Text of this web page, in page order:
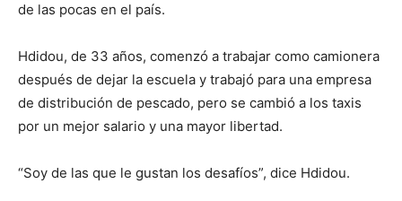
de las pocas en el país.
Hdidou, de 33 años, comenzó a trabajar como camionera
después de dejar la escuela y trabajó para una empresa
de distribución de pescado, pero se cambió a los taxis
por un mejor salario y una mayor libertad.
“Soy de las que le gustan los desafíos”, dice Hdidou.